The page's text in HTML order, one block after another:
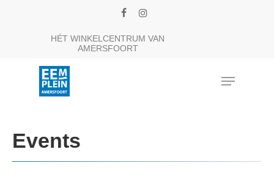
facebookinstagram
HÉT WINKELCENTRUM VAN
AMERSFOORT
Menu
Events